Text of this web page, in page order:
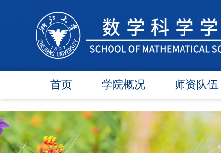
首页 学院概况
学院简介
学院领导
师资队伍
在任教师
博导师资